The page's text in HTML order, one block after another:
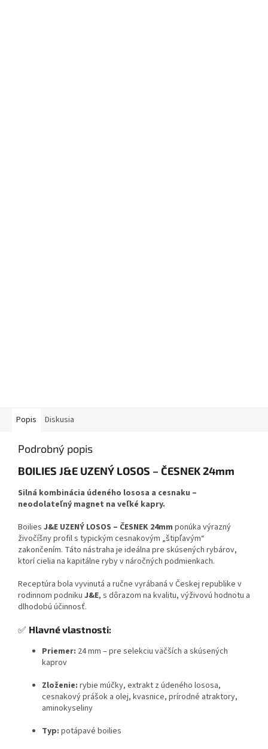
Popis Diskusia
Podrobný popis
BOILIES J&E UZENÝ LOSOS – ČESNEK 24mm
Silná kombinácia údeného lososa a cesnaku –
neodolateľný magnet na veľké kapry.
Boilies J&E UZENÝ LOSOS – ČESNEK 24mm ponúka výrazný
živočíšny profil s typickým cesnakovým „štipľavým“
zakončením. Táto nástraha je ideálna pre skúsených rybárov,
ktorí cielia na kapitálne ryby v náročných podmienkach.
Receptúra bola vyvinutá a ručne vyrábaná v Českej republike v
rodinnom podniku J&E, s dôrazom na kvalitu, výživovú hodnotu a
dlhodobú účinnosť.
✅ Hlavné vlastnosti:
Priemer: 24 mm – pre selekciu väčších a skúsených
kaprov
Zloženie: rybie múčky, extrakt z údeného lososa,
cesnakový prášok a olej, kvasnice, prírodné atraktory,
aminokyseliny
Typ: potápavé boilies